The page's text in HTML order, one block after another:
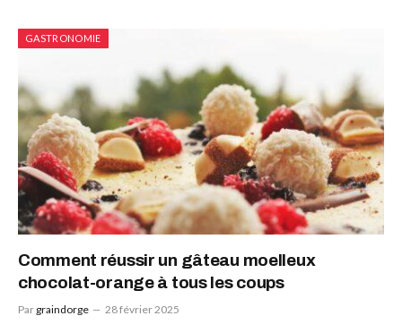
GASTRONOMIE
Comment réussir un gâteau moelleux
chocolat-orange à tous les coups
Par graindorge 28 février 2025